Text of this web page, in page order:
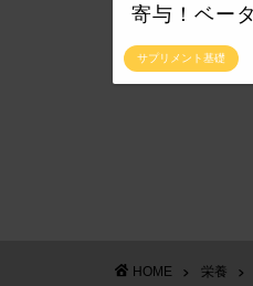
サプリメント基礎
寄与！ベー
HOME 栄養